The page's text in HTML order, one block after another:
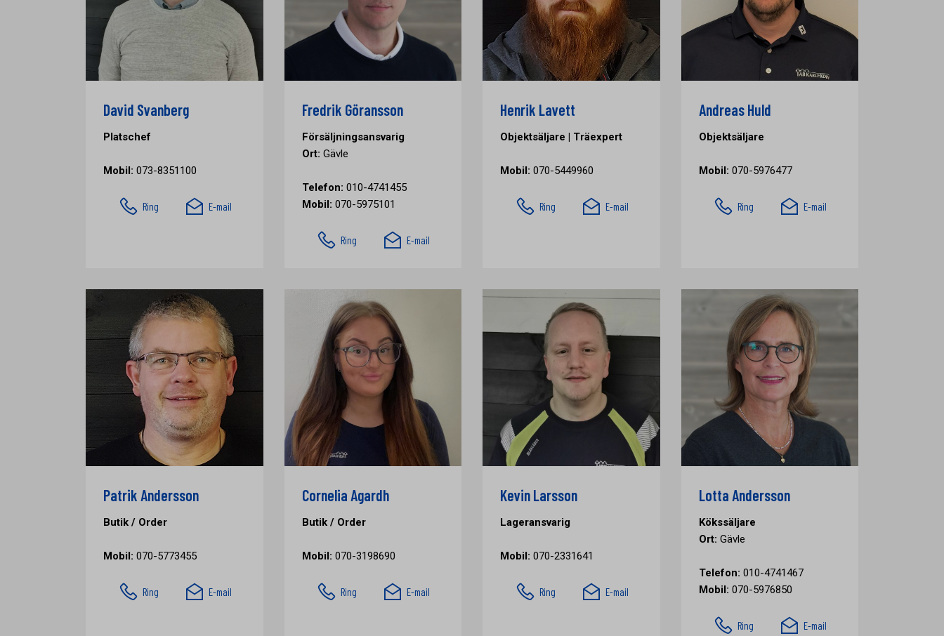
David Svanberg
Platschef
Mobil: 073-8351100
Ring E-mail
Fredrik Göransson
Försäljningsansvarig
Ort: Gävle
Telefon: 010-4741455
Mobil: 070-5975101
Ring E-mail
Henrik Lavett
Objektsäljare | Träexpert
Mobil: 070-5449960
Ring E-mail
Andreas Huld
Objektsäljare
Mobil: 070-5976477
Ring E-mail
Patrik Andersson
Butik / Order
Mobil: 070-5773455
Ring E-mail
Cornelia Agardh
Butik / Order
Mobil: 070-3198690
Ring E-mail
Kevin Larsson
Lageransvarig
Mobil: 070-2331641
Ring E-mail
Lotta Andersson
Kökssäljare
Ort: Gävle
Telefon: 010-4741467
Mobil: 070-5976850
Ring E-mail